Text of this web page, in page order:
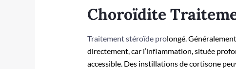
Choroïdite
Traitement stéroïde pro­longé.
directement, car l’inflammation, située
accessible. Des instillations de cortisone